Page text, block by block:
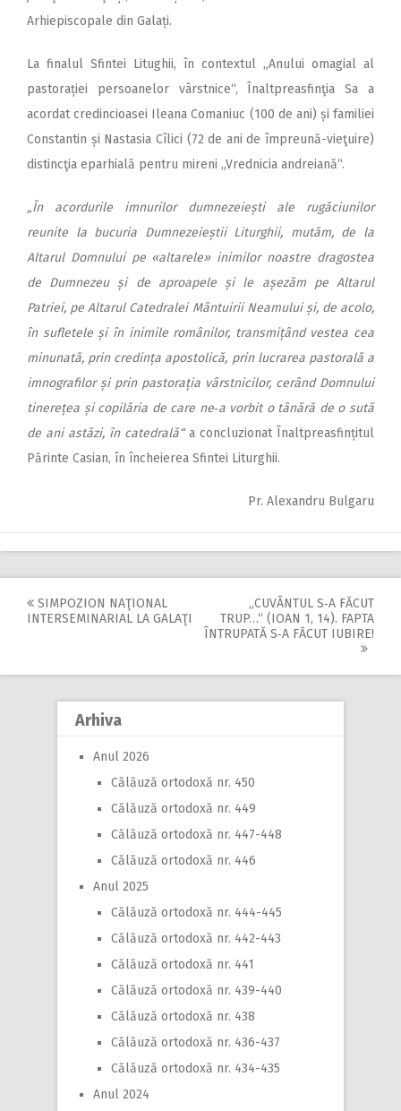
Arhiepiscopale din Galați.
La finalul Sfintei Litughii, în contextul „Anului omagial al
pastorației persoanelor vârstnice“, Înaltpreasfinţia Sa a
acordat credincioasei Ileana Comaniuc (100 de ani) și familiei
Constantin și Nastasia Cîlici (72 de ani de împreună-vieţuire)
distincţia eparhială pentru mireni „Vrednicia andreiană“.
„În acordurile imnurilor dumnezeiești ale rugăciunilor
reunite la bucuria Dumnezeieștii Liturghii, mutăm, de la
Altarul Domnului pe «altarele» inimilor noastre dragostea
de Dumnezeu și de aproapele și le așezăm pe Altarul
Patriei, pe Altarul Catedralei Mântuirii Neamului și, de acolo,
în sufletele și în inimile românilor, transmițând vestea cea
minunată, prin credința apostolică, prin lucrarea pastorală a
imnografilor și prin pastorația vârstnicilor, cerând Domnului
tinerețea și copilăria de care ne‑a vorbit o tânără de o sută
de ani astăzi, în catedrală“a concluzionat Înaltpreasfințitul
Părinte Casian, în încheierea Sfintei Liturghii.
Pr. Alexandru Bulgaru
Post
SIMPOZION NAŢIONAL
INTERSEMINARIAL LA GALAŢI
„CUVÂNTUL S‑A FĂCUT
TRUP…“ (IOAN 1, 14). FAPTA
ÎNTRUPATĂ S‑A FĂCUT IUBIRE!
Arhiva
Anul 2026
Călăuză ortodoxă nr. 450
Călăuză ortodoxă nr. 449
Călăuză ortodoxă nr. 447-448
Călăuză ortodoxă nr. 446
Anul 2025
Călăuză ortodoxă nr. 444-445
Călăuză ortodoxă nr. 442-443
Călăuză ortodoxă nr. 441
Călăuză ortodoxă nr. 439-440
Călăuză ortodoxă nr. 438
Călăuză ortodoxă nr. 436-437
Călăuză ortodoxă nr. 434-435
Anul 2024